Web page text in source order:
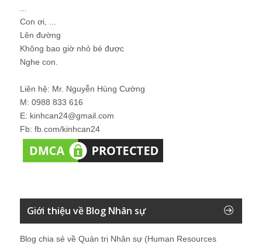
Con ơi, ...
Lên đường
Không bao giờ nhỏ bé được
Nghe con.
Liên hệ: Mr. Nguyễn Hùng Cường
M: 0988 833 616
E: kinhcan24@gmail.com
Fb: fb.com/kinhcan24
Giới thiệu về Blog Nhân sự
Blog chia sẻ về Quản trị Nhân sự (Human Resources